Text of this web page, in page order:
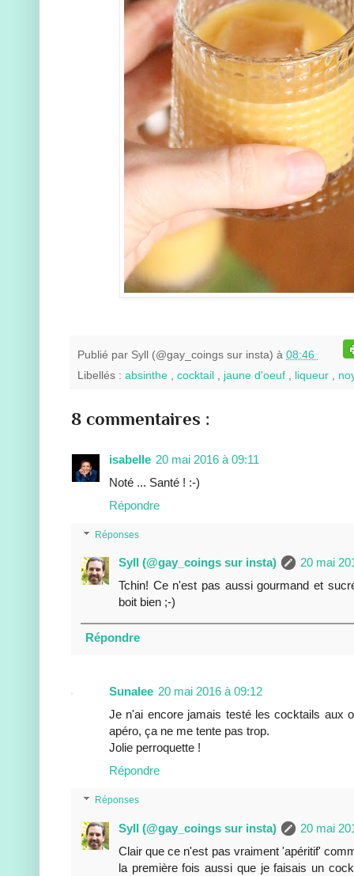
Publié par Syll (@gay_coings sur insta) à 08:46
Libellés : absinthe , cocktail , jaune d'oeuf , liqueur ,
8 commentaires :
isabelle 20 mai 2016 à 09:11
Noté ... Santé ! :-)
Répondre
Réponses
Syll (@gay_coings sur insta)
20 mai
Tchin! Ce n'est pas aussi gourmand et
boit bien ;-)
Répondre
Sunalee 20 mai 2016 à 09:12
Je n'ai encore jamais testé les cocktails aux
apéro, ça ne me tente pas trop.
Jolie perroquette !
Répondre
Réponses
Syll (@gay_coings sur insta)
20 mai
Clair que ce n'est pas vraiment 'apéritif'
la première fois aussi que je faisais un